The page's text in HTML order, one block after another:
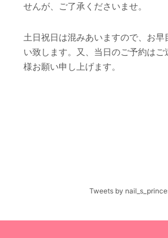
せんが、ご了承くださいませ。
土日祝日は混みあいますので、お早
い致します。又、当日のご予約はご
様お願い申し上げます。
Tweets by